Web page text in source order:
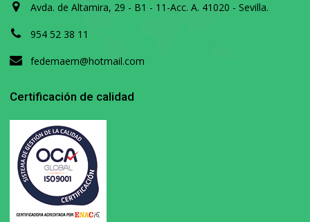
Avda. de Altamira, 29 - B1 - 11-Acc. A. 41020 - Sevilla.
954 52 38 11
fedemaem@hotmail.com
Certificación de calidad